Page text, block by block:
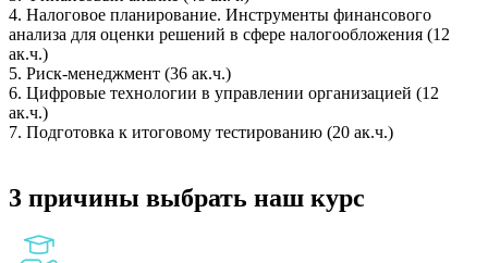
4. Налоговое планирование. Инструменты финансового
анализа для оценки решений в сфере налогообложения (12
ак.ч.)
5. Риск-менеджмент (36 ак.ч.)
6. Цифровые технологии в управлении организацией (12
ак.ч.)
7. Подготовка к итоговому тестированию (20 ак.ч.)
3 причины выбрать наш курс